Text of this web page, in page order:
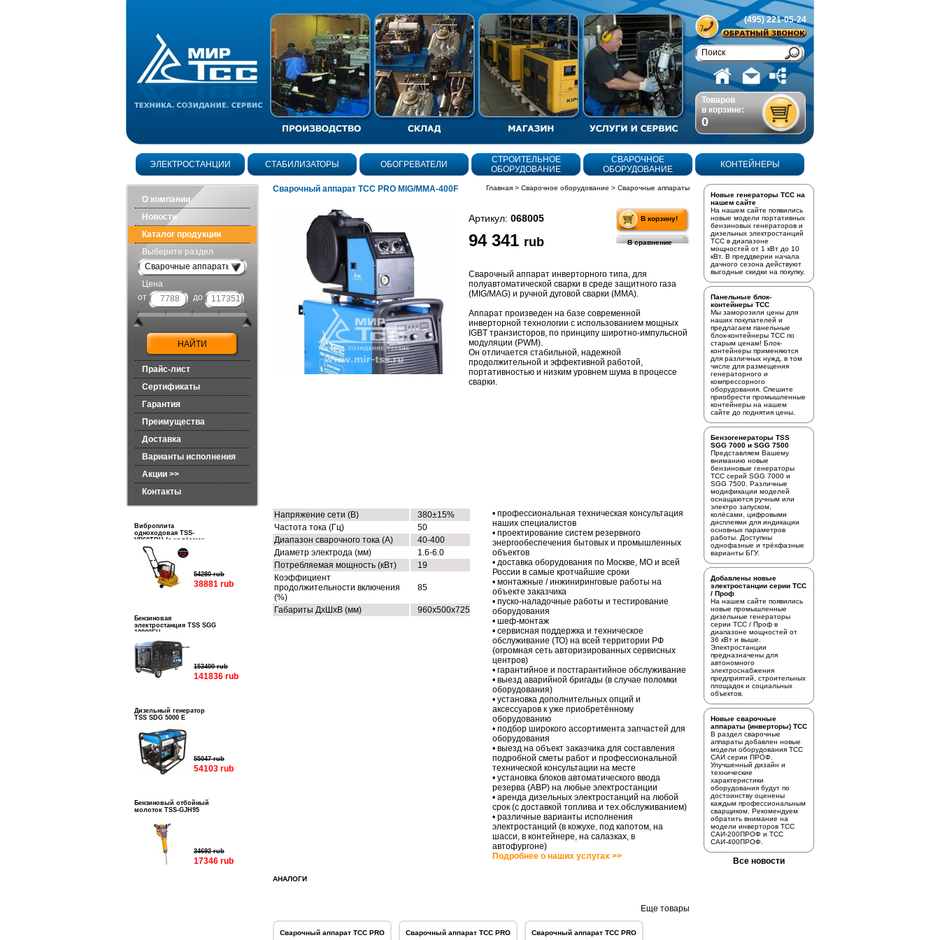
(495) 221-05-24
Товаров
в корзине:
0
ЭЛЕКТРОСТАНЦИИ СТАБИЛИЗАТОРЫ ОБОГРЕВАТЕЛИ
СТРОИТЕЛЬНОЕ
ОБОРУДОВАНИЕ
СВАРОЧНОЕ
ОБОРУДОВАНИЕ
КОНТЕЙНЕРЫ
О компании
Новости
Каталог продукции
Выберите раздел
Сварочные аппараты
Цена
от
до
Прайс-лист
Сертификаты
Гарантия
Преимущества
Доставка
Варианты исполнения
Акции >>
Контакты
Виброплита
одноходовая TSS-
VP60TRH (с колёсами,
баком и ковриком)
54280 rub
38881 rub
Бензиновая
электростанция TSS SGG
10000EH
153400 rub
141836 rub
Дизельный генератор
TSS SDG 5000 E
55047 rub
54103 rub
Бензиновый отбойный
молоток TSS-GJH95
34692 rub
17346 rub
Сварочный аппарат ТСС PRO MIG/MMA-400F Главная > Сварочное оборудование > Сварочные аппараты
Артикул: 068005
94 341 rub
В корзину!
В сравнение
Сварочный аппарат инверторного типа, для
полуавтоматической сварки в среде защитного газа
(MIG/MAG) и ручной дуговой сварки (ММА).
Аппарат произведен на базе современной
инверторной технологии c использованием мощных
IGBT транзисторов, по принципу широтно-импульсной
модуляции (PWM).
Он отличается стабильной, надежной
продолжительной и эффективной работой,
портативностью и низким уровнем шума в процессе
сварки.
Напряжение сети (В)
380±15%
Частота тока (Гц)
50
Диапазон сварочного тока (А)
40-400
Диаметр электрода (мм)
1.6-6.0
Потребляемая мощность (кВт)
19
Коэффициент
продолжительности включения
(%)
85
Габариты ДхШхВ (мм) 960х500х725
• профессиональная техническая консультация
наших специалистов
• проектирование систем резервного
энергообеспечения бытовых и промышленных
объектов
• доставка оборудования по Москве, МО и всей
России в самые кротчайшие сроки
• монтажные / инжиниринговые работы на
объекте заказчика
• пуско-наладочные работы и тестирование
оборудования
• шеф-монтаж
• сервисная поддержка и техническое
обслуживание (ТО) на всей территории РФ
(огромная сеть авторизированных сервисных
центров)
• гарантийное и постгарантийное обслуживание
• выезд аварийной бригады (в случае поломки
оборудования)
• установка дополнительных опций и
аксессуаров к уже приобретённому
оборудованию
• подбор широкого ассортимента запчастей для
оборудования
• выезд на объект заказчика для составления
подробной сметы работ и профессиональной
технической консультации на месте
• установка блоков автоматического ввода
резерва (АВР) на любые электростанции
• аренда дизельных электростанций на любой
срок (с доставкой топлива и тех.обслуживанием)
• различные варианты исполнения
электростанций (в кожухе, под капотом, на
шасси, в контейнере, на салазках, в
автофургоне)
Подробнее о наших услугах >>
АНАЛОГИ
Еще товары
Сварочный аппарат ТСС PRO
Сварочный аппарат ТСС PRO
Сварочный аппарат ТСС PRO
Новые генераторы ТСС на
нашем сайте
На нашем сайте появились
новые модели портативных
бензиновых генераторов и
дизельных электростанций
ТСС в диапазоне
мощностей от 1 кВт до 10
кВт. В преддверии начала
дачного сезона действуют
выгодные скидки на покупку.
Панельные блок-
контейнеры ТСС
Мы заморозили цены для
наших покупателей и
предлагаем панельные
блок-контейнеры ТСС по
старым ценам! Блок-
контейнеры применяются
для различных нужд, в том
числе для размещения
генераторного и
компрессорного
оборудования. Спешите
приобрести промышленные
контейнеры на нашем
сайте до поднятия цены.
Бензогенераторы TSS
SGG 7000 и SGG 7500
Представляем Вашему
вниманию новые
бензиновые генераторы
ТСС серий SGG 7000 и
SGG 7500. Различные
модификации моделей
оснащаются ручным или
электро запуском,
колёсами, цифровыми
дисплеями для индикации
основных параметров
работы. Доступны
однофазные и трёхфазные
варианты БГУ.
Добавлены новые
электростанции серии ТСС
/ Проф
На нашем сайте появились
новые промышленные
дизельные генераторы
серии ТСС / Проф в
диапазоне мощностей от
36 кВт и выше.
Электростанции
предназначены для
автономного
электроснабжения
предприятий, строительных
площадок и социальных
объектов.
Новые сварочные
аппараты (инверторы) ТСС
В раздел сварочные
аппараты добавлен новые
модели оборудования ТСС
САИ серии ПРОФ.
Улучшенный дизайн и
технические
характеристики
оборудования будут по
достоинству оценены
каждым профессиональным
сварщиком. Рекомендуем
обратить внимание на
модели инверторов ТСС
САИ-200ПРОФ и ТСС
САИ-400ПРОФ.
Все новости